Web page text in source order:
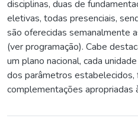
disciplinas, duas de
eletivas, todas presenciais,
são oferecidas semanalmente
(ver programação). Cabe
um plano nacional, cada
dos parâmetros estabelecidos,
complementações apropriadas